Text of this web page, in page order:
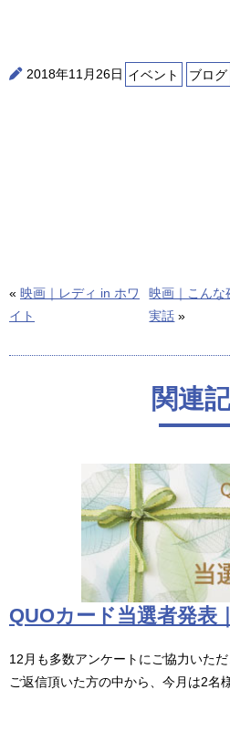
2018年11月26日 イベント ブログ
« 映画｜レディ in ホワ
イト
映画｜こん
実話 »
関連
QUOカード当選者発表
12月も多数アンケートにご協力いた
ご返信頂いた方の中から、今月は2名